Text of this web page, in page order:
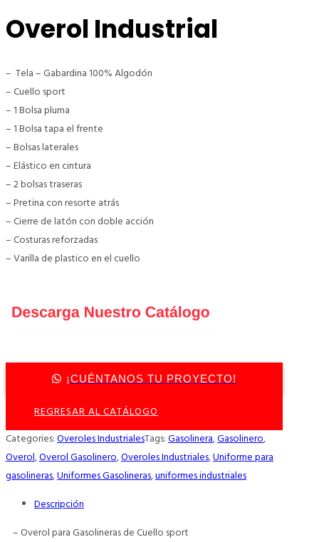
Overol Industrial
– Tela – Gabardina 100% Algodón
– Cuello sport
– 1 Bolsa pluma
– 1 Bolsa tapa el frente
– Bolsas laterales
– Elástico en cintura
– 2 bolsas traseras
– Pretina con resorte atrás
– Cierre de latón con doble acción
– Costuras reforzadas
– Varilla de plastico en el cuello
¡CUÉNTANOS TU PROYECTO!
REGRESAR AL CATÁLOGO
Categories:Overoles IndustrialesTags:Gasolinera,Gasolinero,
Overol,Overol Gasolinero,Overoles Industriales,Uniforme para
gasolineras,Uniformes Gasolineras,uniformes industriales
Descripción
– Overol para Gasolineras de Cuello sport